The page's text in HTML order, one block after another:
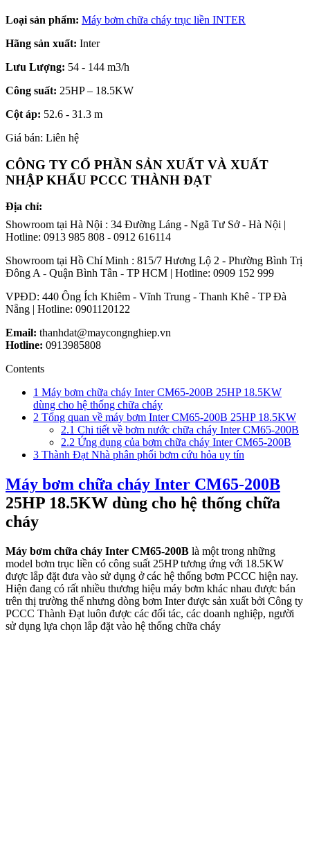
Loại sản phẩm: Máy bơm chữa cháy trục liền INTER
Hãng sản xuất: Inter
Lưu Lượng: 54 - 144 m3/h
Công suất: 25HP – 18.5KW
Cột áp: 52.6 - 31.3 m
Giá bán: Liên hệ
CÔNG TY CỔ PHẦN SẢN XUẤT VÀ XUẤT
NHẬP KHẨU PCCC THÀNH ĐẠT
Địa chỉ:
Showroom tại Hà Nội : 34 Đường Láng - Ngã Tư Sở - Hà Nội |
Hotline: 0913 985 808 - 0912 616114
Showroom tại Hồ Chí Minh : 815/7 Hương Lộ 2 - Phường Bình Trị
Đông A - Quận Bình Tân - TP HCM | Hotline: 0909 152 999
VPĐD: 440 Ông Ích Khiêm - Vĩnh Trung - Thanh Khê - TP Đà
Nẵng | Hotline: 0901120122
Email: thanhdat@maycongnghiep.vn
Hotline: 0913985808
Contents
1 Máy bơm chữa cháy Inter CM65-200B 25HP 18.5KW
dùng cho hệ thống chữa cháy
2 Tổng quan về máy bơm Inter CM65-200B 25HP 18.5KW
2.1 Chi tiết về bơm nước chữa cháy Inter CM65-200B
2.2 Ứng dụng của bơm chữa cháy Inter CM65-200B
3 Thành Đạt Nhà phân phối bơm cứu hỏa uy tín
Máy bơm chữa cháy Inter CM65-200B
25HP 18.5KW dùng cho hệ thống chữa
cháy
Máy bơm chữa cháy Inter CM65-200B là một trong những
model bơm trục liền có công suất 25HP tương ứng với 18.5KW
được lắp đặt đưa vào sử dụng ở các hệ thống bơm PCCC hiện nay.
Hiện đang có rất nhiều thương hiệu máy bơm khác nhau được bán
trên thị trường thế nhưng dòng bơm Inter được sản xuất bởi Công ty
PCCC Thành Đạt luôn được các đối tác, các doanh nghiệp, người
sử dụng lựa chọn lắp đặt vào hệ thống chữa cháy